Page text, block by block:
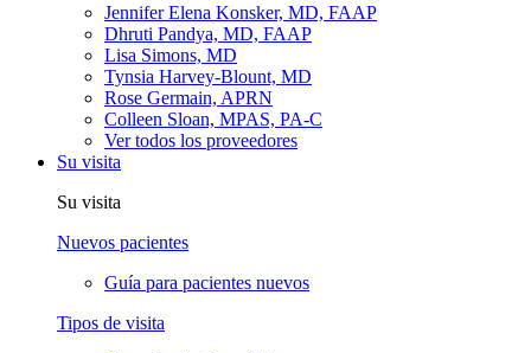
Jennifer Elena Konsker, MD, FAAP
Dhruti Pandya, MD, FAAP
Lisa Simons, MD
Tynsia Harvey-Blount, MD
Rose Germain, APRN
Colleen Sloan, MPAS, PA-C
Ver todos los proveedores
Su visita
Su visita
Nuevos pacientes
Guía para pacientes nuevos
Tipos de visita